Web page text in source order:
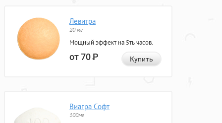
Левитра
20 мг
Мощный эффект на 5ть часов.
от 70Р Купить
Виагра Софт
100мг